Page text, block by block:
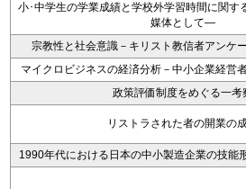
小･中学生の学業成績と学校外学習時間に関
媒体として―
宗教性と社会意識－キリスト教信者アンケ
マイクロビジネスの経済分析－中小企業経営
政策評価制度をめぐる一考
リストラされた者の開業の
1990年代における日本の中小製造企業の技能